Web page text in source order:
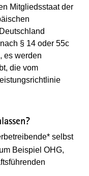
Mitgliedsstaat der
§ 14 oder 55c
es werden
die vom
selbst
Beispiel OHG,